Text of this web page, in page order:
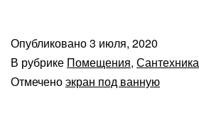
Опубликовано3 июля, 2020
В рубрике Помещения, Сантехника
Отмеченоэкран под ванную